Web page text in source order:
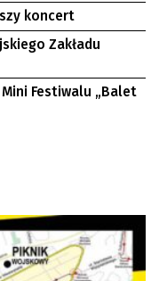
koncert
Zakładu
Festiwalu „Balet